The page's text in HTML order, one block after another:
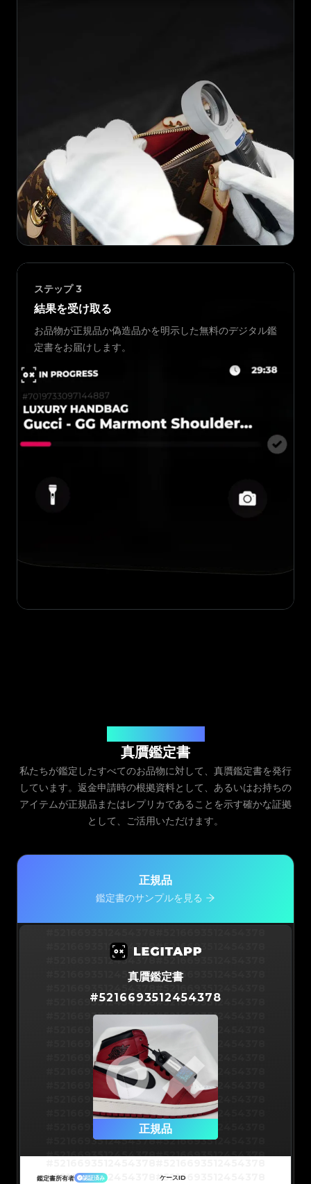
ステップ 3
結果を受け取る
お品物が正規品か偽造品かを明示した無料のデジタル鑑
定書をお届けします。
真贋鑑定書
私たちが鑑定したすべてのお品物に対して、真贋鑑定書を発行
しています。返金申請時の根拠資料として、あるいはお持ちの
アイテムが正規品またはレプリカであることを示す確かな証拠
として、ご活用いただけます。
正規品
鑑定書のサンプルを見る
#5216693512454378#5216693512454378
#5216693512454378#5216693512454378
#5216693512454378#5216693512454378
#5216693512454378#5216693512454378
#5216693512454378#5216693512454378
#5216693512454378#5216693512454378
#5216693512454378
#5216693512454378
#5216693512454378#5216693512454378
#5216693512454378#5216693512454378
#5216693512454378#5216693512454378
#5216693512454378
#5216693512454378
#5216693512454378#5216693512454378
#5216693512454378#5216693512454378
#5216693512454378#5216693512454378
#5216693512454378#5216693512454378
真贋鑑定書
#5216693512454378
正規品
#5216693512454378
#5216693512454378
鑑定書所有者 認証済み ケースID